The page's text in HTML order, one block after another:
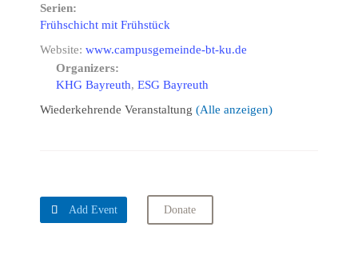
Serien:
Frühschicht mit Frühstück
Website: www.campusgemeinde-bt-ku.de
Organizers:
KHG Bayreuth, ESG Bayreuth
Wiederkehrende Veranstaltung (Alle anzeigen)
 Add Event Donate